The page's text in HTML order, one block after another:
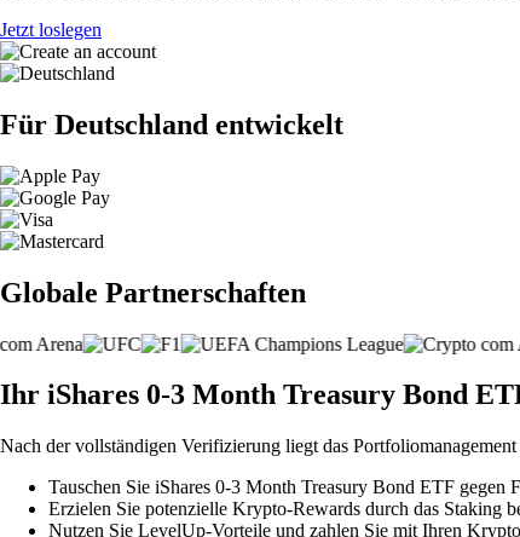
Jetzt loslegen
Für Deutschland entwickelt
Globale Partnerschaften
Ihr iShares 0-3 Month Treasury Bond
Nach der vollständigen Verifizierung liegt das
Tauschen Sie iShares 0-3 Month Treasury Bond ETF
Erzielen Sie potenzielle Krypto-Rewards durch das Staking
Nutzen Sie LevelUp-Vorteile und zahlen Sie mit Ihren